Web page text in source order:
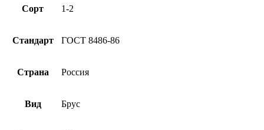
Сорт 1-2
Стандарт ГОСТ 8486-86
Страна Россия
Вид Брус